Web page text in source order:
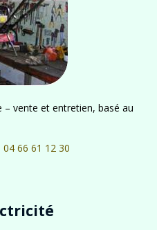
– vente et entretien, basé au
04 66 61 12 30